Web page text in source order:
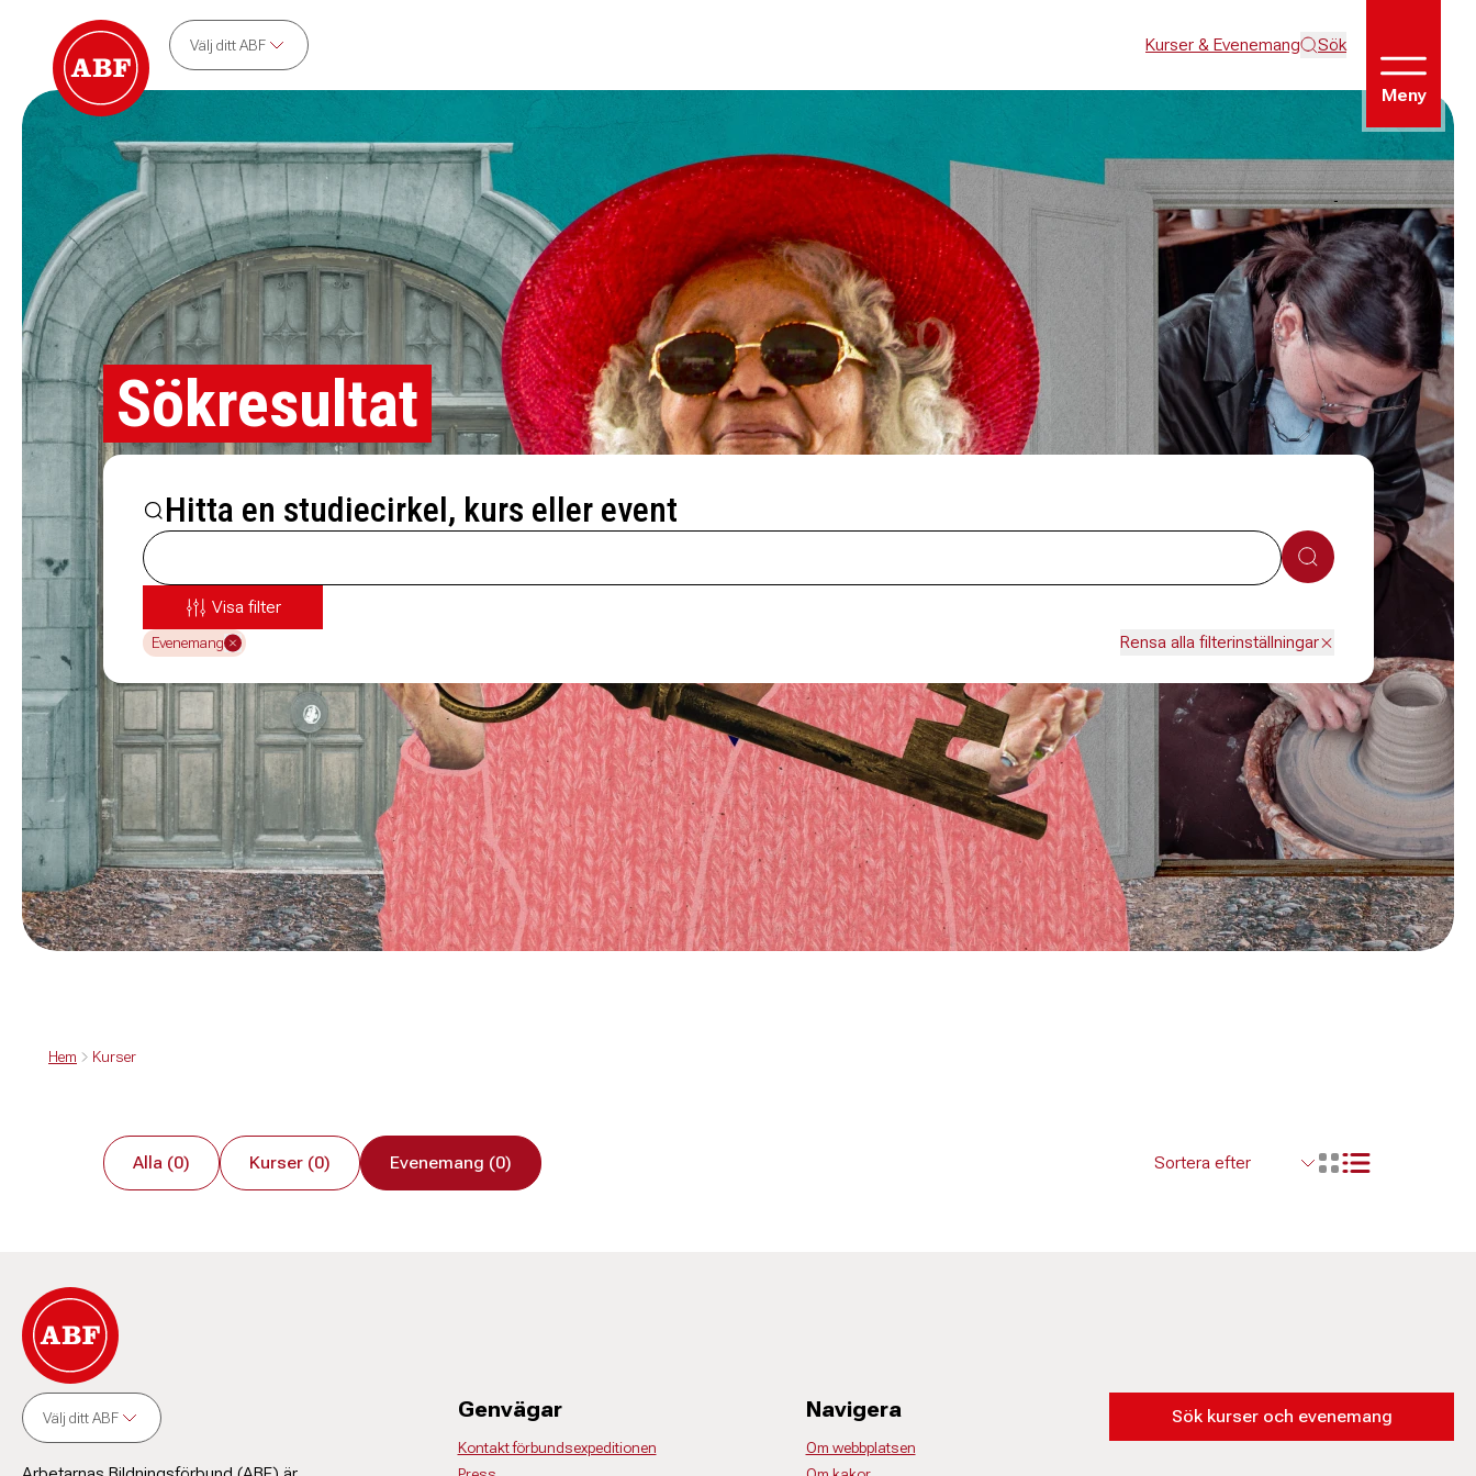
Välj ditt ABF Kurser & Evenemang Sök
Meny
Sökresultat
Hitta en studiecirkel, kurs eller event
Sök
Visa filter
Evenemang Rensa alla filterinställningar
Hem Kurser
Alla (0) Kurser (0) Evenemang (0) Visa resultaten i ett
Visa resultaten
Välj ditt ABF Genvägar
Kontakt förbundsexpeditionen
Navigera
Om webbplatsen
Sök kurser och evenemang